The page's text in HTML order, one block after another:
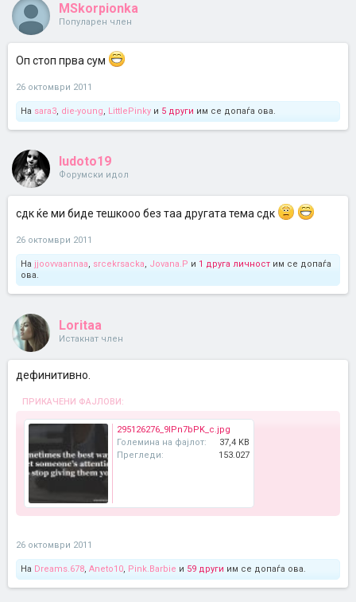
MSkorpionka
Популарен член
Оп стоп прва сум
26 октомври 2011
На sara3, die-young, LittlePinky и 5 други им се допаѓа ова.
ludoto19
Форумски идол
сдк ќе ми биде тешкооо без таа другата тема сдк
26 октомври 2011
На jjoovvaannaa, srcekrsacka, Jovana.P и 1 друга личност им се допаѓа
ова.
Loritaa
Истакнат член
дефинитивно.
ПРИКАЧЕНИ ФАЈЛОВИ:
295126276_9IPn7bPK_c.jpg
Големина на фајлот:
37,4 KB
Прегледи:
153.027
26 октомври 2011
На Dreams.678, Aneto10, Pink.Barbie и 59 други им се допаѓа ова.